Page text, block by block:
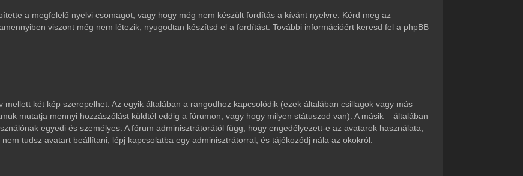
a megfelelő nyelvi csomagot, vagy hogy még nem készült fordítás a kívánt nyelvre. Kérd meg az
viszont még nem létezik, nyugodtan készítsd el a fordítást. További információért keresd fel a phpBB
két kép szerepelhet. Az egyik általában a rangodhoz kapcsolódik (ezek általában csillagok vagy más
mutatja mennyi hozzászólást küldtél eddig a fórumon, vagy hogy milyen státuszod van). A másik – általában
egyedi és személyes. A fórum adminisztrátorától függ, hogy engedélyezett-e az avatarok használata,
tudsz avatart beállítani, lépj kapcsolatba egy adminisztrátorral, és tájékozódj nála az okokról.